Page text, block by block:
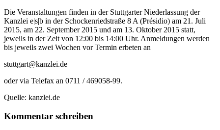
Die Veranstaltungen finden in der Stuttgarter Niederlassung der
Kanzlei e|s|b in der Schockenriedstraße 8 A (Présidio) am 21. Juli
2015, am 22. September 2015 und am 13. Oktober 2015 statt,
jeweils in der Zeit von 12:00 bis 14:00 Uhr. Anmeldungen werden
bis jeweils zwei Wochen vor Termin erbeten an
stuttgart@kanzlei.de
oder via Telefax an 0711 / 469058-99.
Quelle: kanzlei.de
Kommentar schreiben